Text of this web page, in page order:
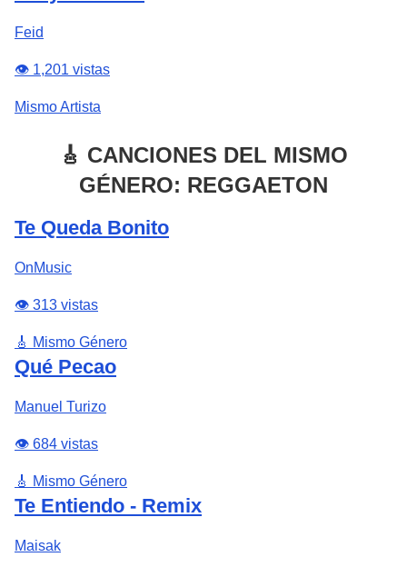
Feid
👁️ 1,201 vistas
Mismo Artista
🎸 CANCIONES DEL MISMO
GÉNERO: REGGAETON
Te Queda Bonito
OnMusic
👁️ 313 vistas
🎸 Mismo Género
Qué Pecao
Manuel Turizo
👁️ 684 vistas
🎸 Mismo Género
Te Entiendo - Remix
Maisak